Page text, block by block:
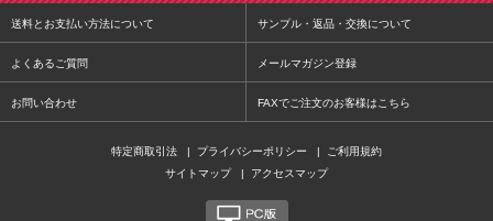
送料とお支払い方法について サンプル・返品・交換について
よくあるご質問 メールマガジン登録
お問い合わせ FAXでご注文のお客様はこちら
特定商取引法 | プライバシーポリシー |
ご利用規約
サイトマップ
| アクセスマップ